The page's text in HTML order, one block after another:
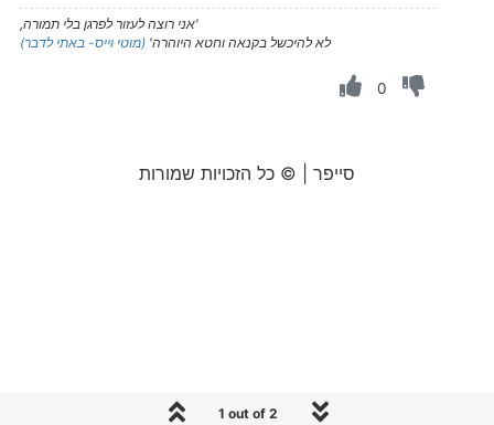
'אני רוצה לעזור לפרגן בלי תמורה,
לא להיכשל בקנאה וחטא היוהרה' (מוטי וייס- באתי לדבר)
0
1 out of 2
סייפר | © כל הזכויות שמורות